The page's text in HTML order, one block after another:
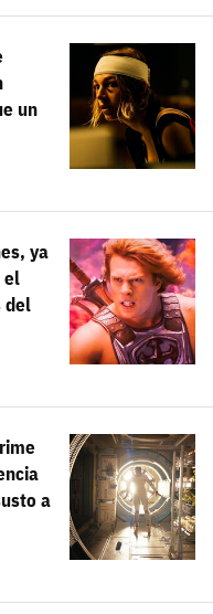
un
ya
el
del
a